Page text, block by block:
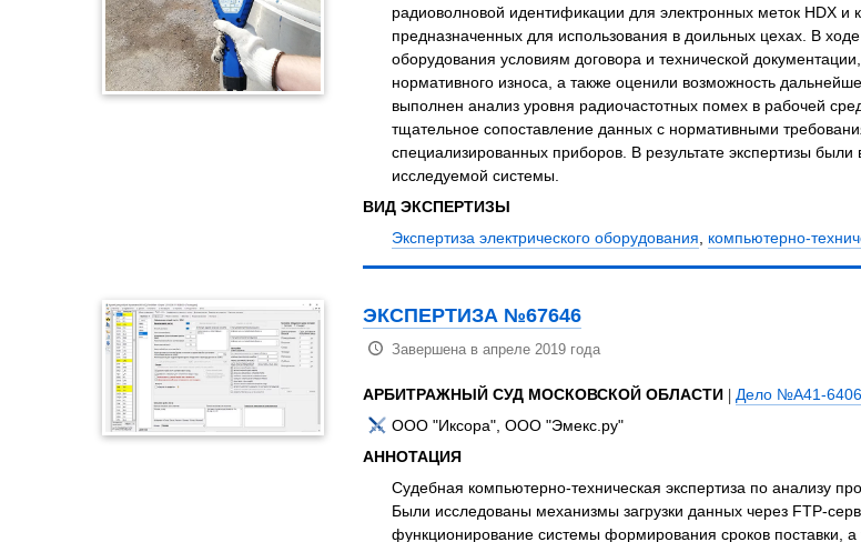
радиоволновой идентификации для электронных меток HDX
предназначенных для использования в доильных цехах. В
оборудования условиям договора и технической
нормативного износа, а также оценили возможность
выполнен анализ уровня радиочастотных помех в рабочей
тщательное сопоставление данных с нормативными
специализированных приборов. В результате экспертизы
исследуемой системы.
ВИД ЭКСПЕРТИЗЫ
Экспертиза электрического оборудования, компьютерно-
ЭКСПЕРТИЗА №67646
Завершена в апреле 2019 года
АРБИТРАЖНЫЙ СУД МОСКОВСКОЙ ОБЛАСТИ | Дело №А41-
ООО "Иксора", ООО "Эмекс.ру"
АННОТАЦИЯ
Судебная компьютерно-техническая экспертиза по анализу
Были исследованы механизмы загрузки данных через FTP-
функционирование системы формирования сроков поставки,